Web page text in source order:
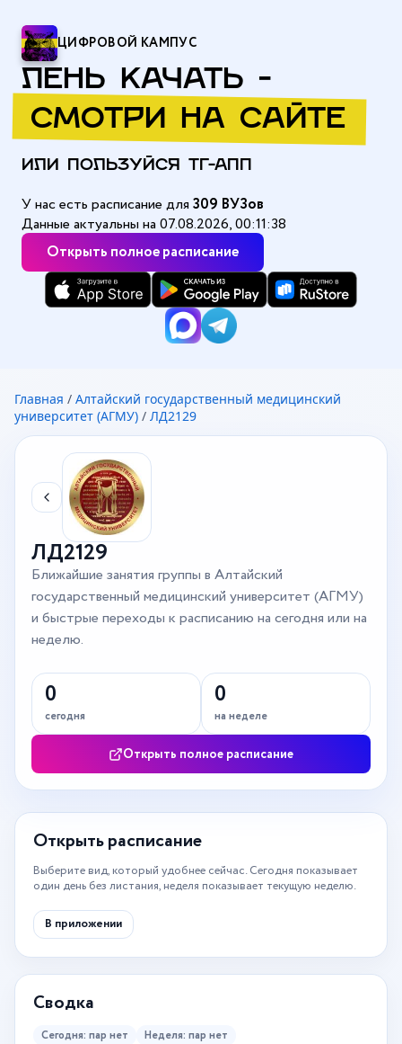
ЦИФРОВОЙ КАМПУС
ЛЕНЬ КАЧАТЬ -
СМОТРИ НА САЙТЕ
ИЛИ ПОЛЬЗУЙСЯ ТГ-АПП
Открыть полное расписание
У нас есть расписание для 309 ВУЗов
Данные актуальны на 07.08.2026, 00:11:38
Главная / Алтайский государственный медицинский
университет (АГМУ) / ЛД2129
ЛД2129
Ближайшие занятия группы в Алтайский
государственный медицинский университет (АГМУ)
и быстрые переходы к расписанию на сегодня или на
неделю.
0
сегодня
0
на неделе
Открыть полное расписание
Открыть расписание
Выберите вид, который удобнее сейчас. Сегодня показывает
один день без листания, неделя показывает текущую неделю.
В приложении
Сводка
Сегодня: пар нет Неделя: пар нет